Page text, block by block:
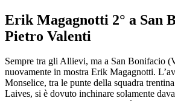
Erik Magagnotti 2° a San
Pietro Valenti
Sempre tra gli Allievi, ma a San Bonifacio
nuovamente in mostra Erik Magagnotti.
Monselice, tra le punte della squadra
Laives, si è dovuto inchinare solamente